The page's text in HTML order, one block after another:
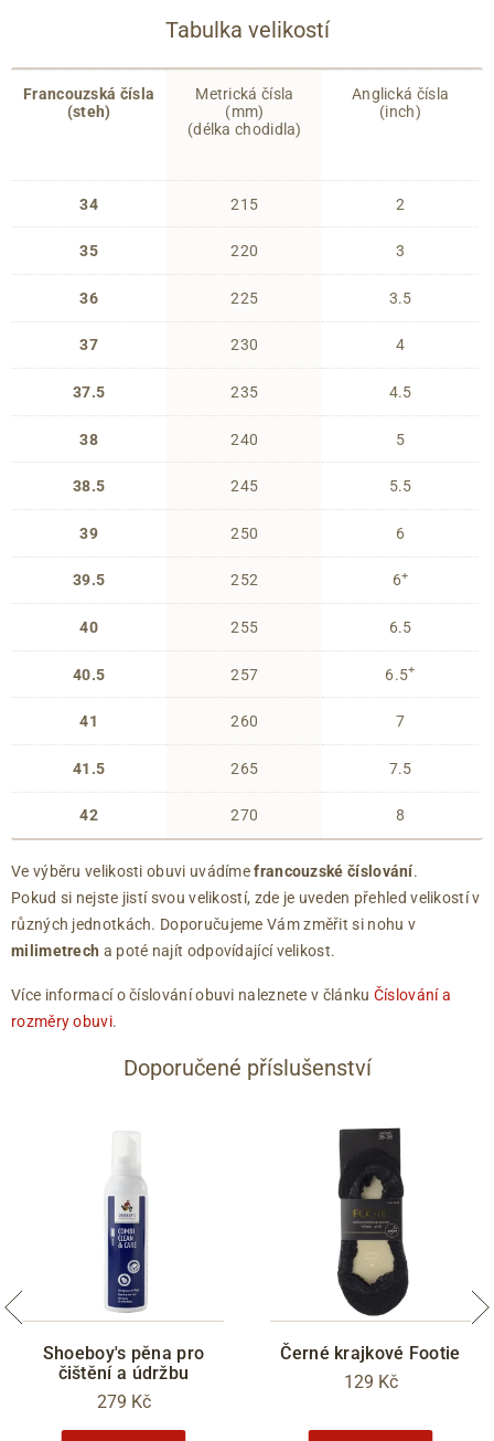
Tabulka velikostí
Francouzská čísla
(steh)
34
35
36
37
37.5
38
38.5
39
39.5
40
40.5
41
41.5
42
Metrická čísla
(mm)
(délka chodidla)
215
220
225
230
235
240
245
250
252
255
257
260
265
270
Anglická čísla
(inch)
2
3
3.5
4
4.5
5
5.5
6
6+
6.5
6.5+
7
7.5
8
Ve výběru velikosti obuvi uvádímefrancouzské číslování.
Pokud si nejste jistí svou velikostí, zde je uveden přehled velikostí v
různých jednotkách. Doporučujeme Vám změřit si nohu v
milimetrech a poté najít odpovídající velikost.
Více informací o číslování obuvi naleznete v článku Číslování a
rozměry obuvi.
Doporučené příslušenství
Shoeboy's pěna pro
čištění a údržbu
279 Kč
Černé krajkové Footie
129 Kč